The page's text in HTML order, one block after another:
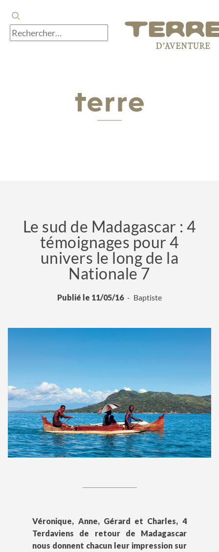
Le sud de Madagascar : 4
témoignages pour 4
univers le long de la
Nationale 7
Publié le 11/05/16 Baptiste
Véronique, Anne, Gérard et Charles, 4
Terdaviens de retour de Madagascar
nous donnent chacun leur impression sur